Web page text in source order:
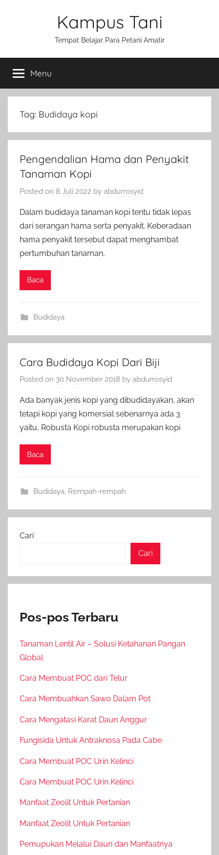
Kampus Tani
Tempat Belajar Para Petani Amatir
Menu
Tag: Budidaya kopi
Pengendalian Hama dan Penyakit
Tanaman Kopi
Posted on 8 Juli 2022 by abdurrosyid
Dalam budidaya tanaman kopi tentu tidak lepas
dari serangan hama serta penyakit. Keberadaan
hama penyakit tersebut dapat menghambat
pertumbuhan tanaman,
Baca
Budidaya
Cara Budidaya Kopi Dari Biji
Posted on 30 November 2018 by abdurrosyid
Ada banyak jenis kopi yang dibudidayakan, akan
tetapi kopi yang komersial sebenarnya ada 3
yaitu, Robusta Kopi robusta merupakan kopi
Baca
Budidaya, Rempah-rempah
Cari
Cari
Pos-pos Terbaru
Tanaman Lentil Air – Solusi Ketahanan Pangan
Global
Cara Membuat POC dari Telur
Cara Membuahkan Sawo Dalam Pot
Cara Mengatasi Karat Daun Anggur
Fungisida Untuk Antraknosa Pada Cabe
Cara Membuat POC Urin Kelinci
Cara Membuat POC Urin Kelinci
Manfaat Zeolit Untuk Pertanian
Manfaat Zeolit Untuk Pertanian
Pemupukan Melalui Daun dan Manfaatnya